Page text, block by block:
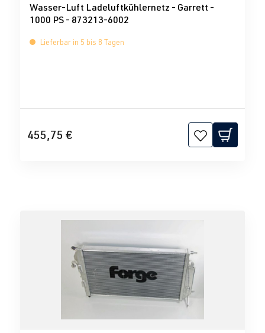
Wasser-Luft Ladeluftkühlernetz - Garrett -
1000 PS - 873213-6002
Lieferbar in 5 bis 8 Tagen
455,75 €